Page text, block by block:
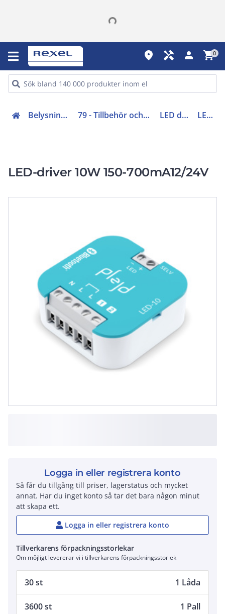
place handyman person shopping_cart0
Belysning (70-83) 79 - Tillbehör och reservdelar LED drivdon LED-10
LED-driver 10W 150-700mA12/24V
Logga in eller registrera konto
Så får du tillgång till priser, lagerstatus och mycket
annat. Har du inget konto så tar det bara någon minut
att skapa ett.
Logga in eller registrera konto
Tillverkarens förpackningsstorlekar
Om möjligt levererar vi i tillverkarens förpackningsstorlek
30 st 1 Låda
3600 st 1 Pall